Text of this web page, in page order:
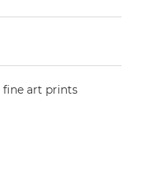
fine art prints